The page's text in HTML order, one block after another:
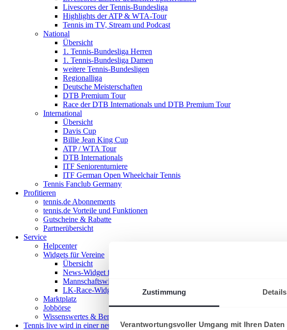
Zustimmung Details
Verantwortungsvoller Umgang mit Ihren Daten
Livescores der Tennis-Bundesliga
Highlights der ATP & WTA-Tour
Tennis im TV, Stream und Podcast
National
Übersicht
1. Tennis-Bundesliga Herren
1. Tennis-Bundesliga Damen
weitere Tennis-Bundesligen
Regionalliga
Deutsche Meisterschaften
DTB Premium Tour
Race der DTB Internationals und DTB Premium Tour
International
Übersicht
Davis Cup
Billie Jean King Cup
ATP / WTA Tour
DTB Internationals
ITF Seniorenturniere
ITF German Open Wheelchair Tennis
Tennis Fanclub Germany
Profitieren
tennis.de Abonnements
tennis.de Vorteile und Funktionen
Gutscheine & Rabatte
Partnerübersicht
Service
Helpcenter
Widgets für Vereine
Übersicht
News-Widget für Vereine
Mannschaftswidget für Vereine
LK-Race-Widget für Vereine
Marktplatz
Jobbörse
Wissenswertes & Beratung
Tennis live wird in einer neuen Registerkarte geöffnet